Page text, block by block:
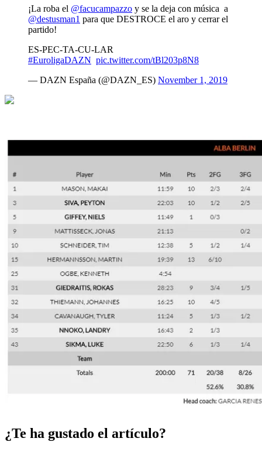
¡La roba el @facucampazzo y se la deja con música a
@destusman1 para que DESTROCE el aro y cerrar el
partido!
ES-PEC-TA-CU-LAR
#EuroligaDAZN pic.twitter.com/tBl203p8N8
— DAZN España (@DAZN_ES) November 1, 2019
¿Te ha gustado el artículo?